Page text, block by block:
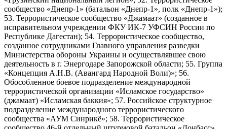
сообщество «Днепр-1» (батальон «Днепр-1», полк «Днепр-1»);
53. Террористическое сообщество «Джамаат» (созданное в
исправительном учреждении ФКУ ИК-7 УФСИН России по
Республике Дагестан); 54. Террористическое сообщество,
созданное сотрудниками Главного управления разведки
Министерства обороны Украины и осуществлявшее свою
деятельность в г. Энергодаре Запорожской области; 55. Группа
«Концепция А.Н.В. (Авангард Народной Воли)»; 56.
Обособленное боевое подразделение международной
террористической организации «Исламское государство»
(джамаат) «Исламская баккия»; 57. Российское структурное
подразделение международного террористического
сообщества «АУМ Синрикё»; 58. Террористическое